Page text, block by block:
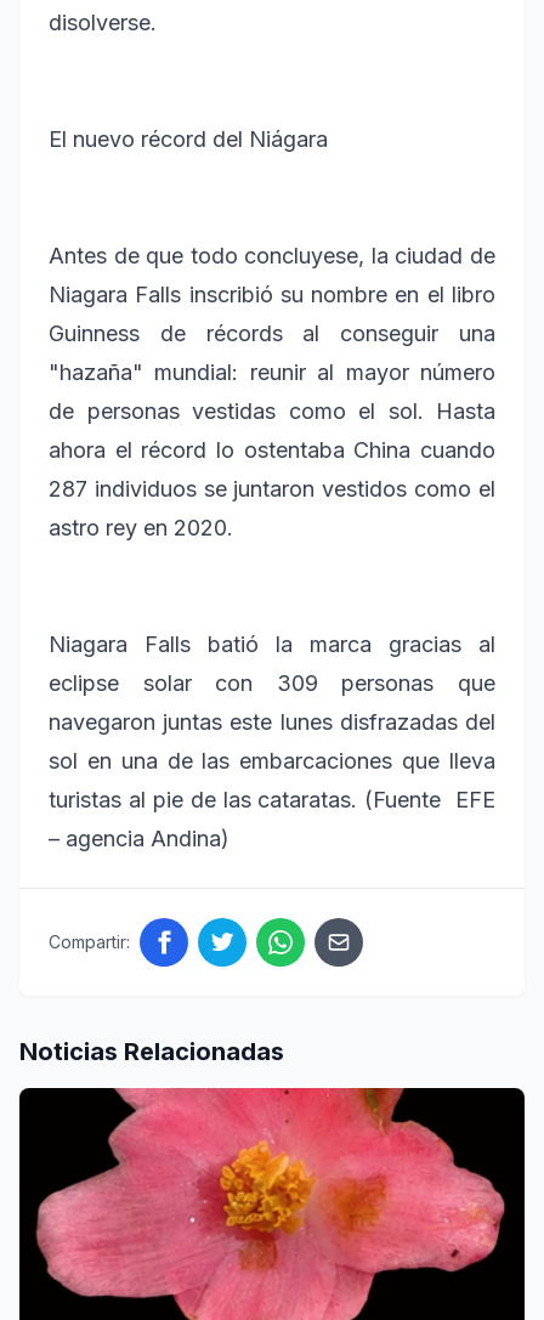
disolverse.
El nuevo récord del Niágara
Antes de que todo concluyese, la ciudad de
Niagara Falls inscribió su nombre en el libro
Guinness de récords al conseguir una
"hazaña" mundial: reunir al mayor número
de personas vestidas como el sol. Hasta
ahora el récord lo ostentaba China cuando
287 individuos se juntaron vestidos como el
astro rey en 2020.
Niagara Falls batió la marca gracias al
eclipse solar con 309 personas que
navegaron juntas este lunes disfrazadas del
sol en una de las embarcaciones que lleva
turistas al pie de las cataratas. (Fuente EFE
– agencia Andina)
Compartir:
Noticias Relacionadas